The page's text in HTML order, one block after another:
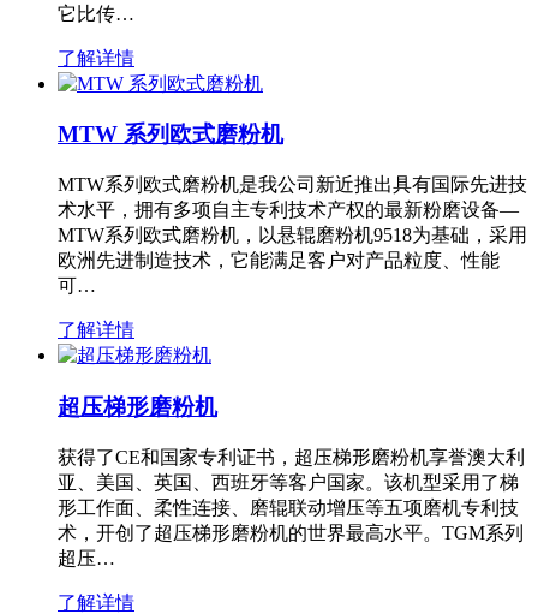
它比传…
了解详情
MTW 系列欧式磨粉机
MTW系列欧式磨粉机是我公司新近推出具有国际先进技
术水平，拥有多项自主专利技术产权的最新粉磨设备—
MTW系列欧式磨粉机，以悬辊磨粉机9518为基础，采用
欧洲先进制造技术，它能满足客户对产品粒度、性能
可…
了解详情
超压梯形磨粉机
获得了CE和国家专利证书，超压梯形磨粉机享誉澳大利
亚、美国、英国、西班牙等客户国家。该机型采用了梯
形工作面、柔性连接、磨辊联动增压等五项磨机专利技
术，开创了超压梯形磨粉机的世界最高水平。TGM系列
超压…
了解详情